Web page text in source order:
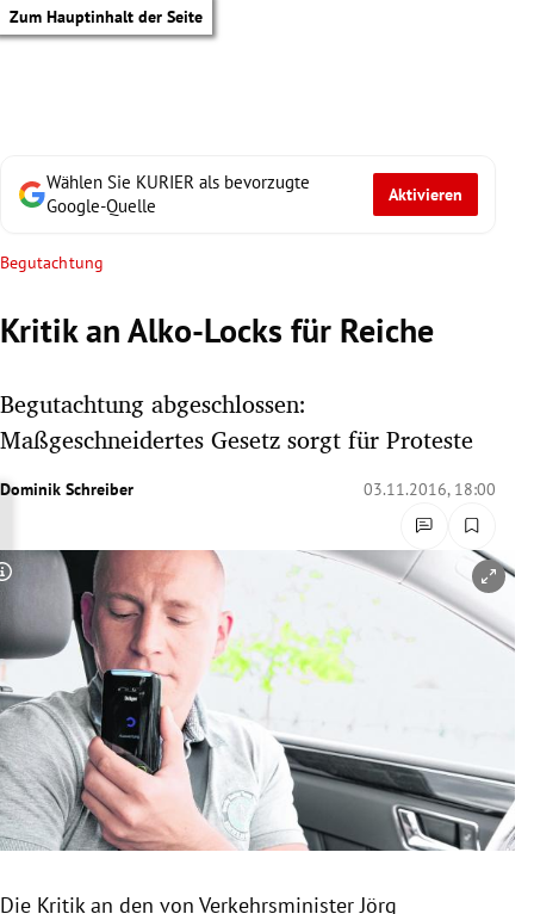
Zum Hauptinhalt der Seite
Untermenü
Untermenü
Untermenü
Untermenü
Untermenü
Untermenü
Untermenü
Untermenü
Wählen Sie KURIER als bevorzugte
Google-Quelle
Aktivieren
Begutachtung
Kritik an Alko-Locks für Reiche
Begutachtung abgeschlossen:
Maßgeschneidertes Gesetz sorgt für Proteste
Dominik Schreiber 03.11.2016, 18:00
Copyright-Hinweis öffnen/schließen
Die Kritik an den von VerkehrsministerJörg